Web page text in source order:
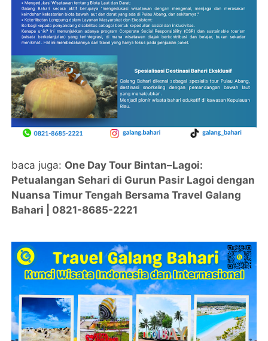
baca juga: One Day Tour Bintan–Lagoi:
Petualangan Sehari di Gurun Pasir Lagoi dengan
Nuansa Timur Tengah Bersama Travel Galang
Bahari | 0821-8685-2221